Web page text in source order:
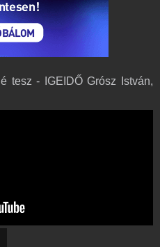
tesz - IGEIDŐ Grósz István,